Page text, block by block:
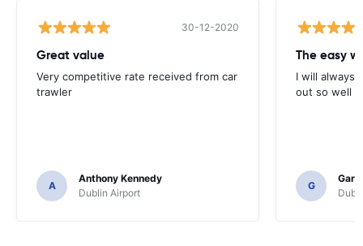
30-12-2020
Great value
Very competitive rate received from car
trawler
A
Anthony Kennedy
Dublin Airport
I will always
out so well
G
Gary